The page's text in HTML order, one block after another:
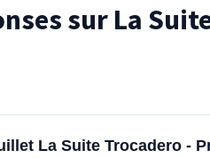
sur La
La Suite Trocadero -